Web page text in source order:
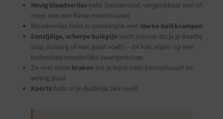
Hevig bloedverlies hebt (helderrood, vergelijkbaar met of
meer dan een flinke menstruatie)
Bloedverlies hebt in combinatie met sterke buikkrampen
Eenzijdige, scherpe buikpijn voelt (vooral als je je daarbij
slap, duizelig of niet goed voelt) – dit kán wijzen op een
buitenbaarmoederlijke zwangerschap
Zo veel moet braken dat je bijna niets binnenhoudt en
weinig plast
Koorts hebt of je duidelijk ziek voelt